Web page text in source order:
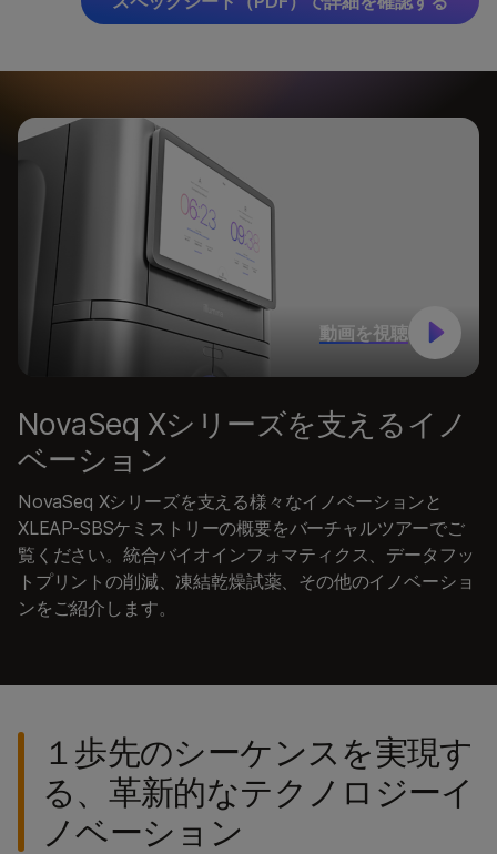
動画を視聴
NovaSeq Xシリーズを支えるイノ
ベーション
NovaSeq Xシリーズを支える様々なイノベーションと
XLEAP-SBSケミストリーの概要をバーチャルツアーでご
覧ください。統合バイオインフォマティクス、データフッ
トプリントの削減、凍結乾燥試薬、その他のイノベーショ
ンをご紹介します。
１歩先のシーケンスを実現す
る、革新的なテクノロジーイ
ノベーション